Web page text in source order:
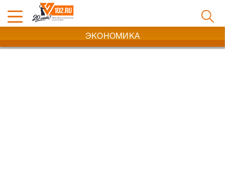
ЭКОНОМИКА